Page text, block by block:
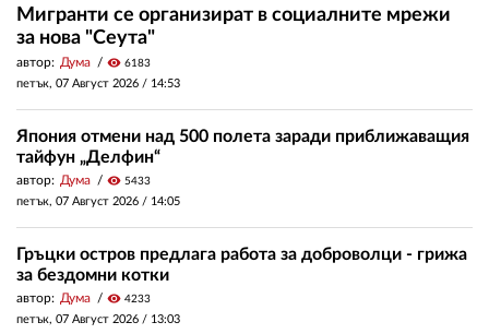
Мигранти се организират в социалните мрежи
за нова "Сеута"
автор: Дума visibility 6183
петък, 07 Август 2026 / 14:53
Япония отмени над 500 полета заради приближаващия
тайфун „Делфин“
автор: Дума visibility 5433
петък, 07 Август 2026 / 14:05
Гръцки остров предлага работа за доброволци - грижа
за бездомни котки
автор: Дума visibility 4233
петък, 07 Август 2026 / 13:03